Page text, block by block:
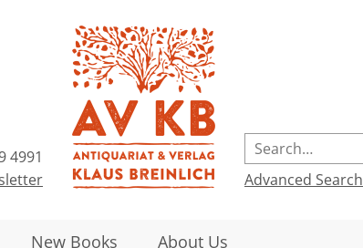
4991
Advanced Search
New Books About Us